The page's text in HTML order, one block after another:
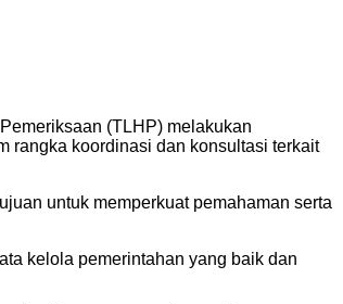
(TLHP) melakukan
rangka koordinasi dan konsultasi terkait
untuk memperkuat pemahaman serta
kelola pemerintahan yang baik dan